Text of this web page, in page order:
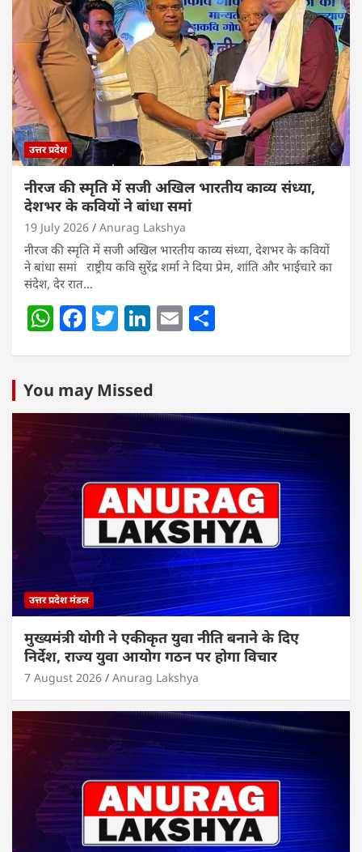
A
p
p
b
o
o
k
dI
n
उत्तर प्रदेश
नीरज की स्मृति में सजी अखिल भारतीय काव्य संध्या,
देशभर के कवियों ने बांधा समां
19 July 2026 Anurag Lakshya
नीरज की स्मृति में सजी अखिल भारतीय काव्य संध्या, देशभर के कवियों
ने बांधा समां राष्ट्रीय कवि सुरेंद्र शर्मा ने दिया प्रेम, शांति और भाईचारे का
संदेश, देर रात…
W
s
A
p
p
F
e
b
o
o
T
er
Li
e
dI
n
E
You may Missed
उत्तर प्रदेश मंडल
मुख्यमंत्री योगी ने एकीकृत युवा नीति बनाने के दिए
निर्देश, राज्य युवा आयोग गठन पर होगा विचार
7 August 2026 Anurag Lakshya